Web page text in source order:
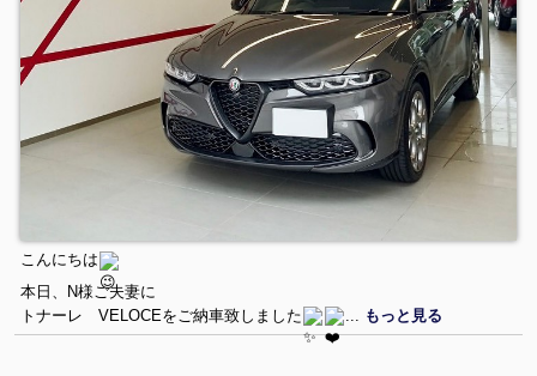
こんにちは
本日、N様ご夫妻に
トナーレ VELOCEをご納車致しました
もっと見る